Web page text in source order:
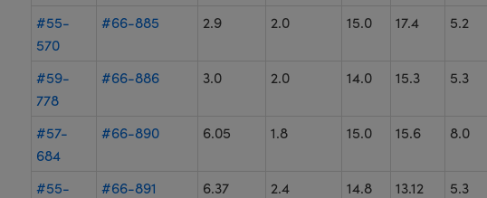
#55-
570
#66-885 2.9 2.0 15.0 17.4 5.2
#59-
778
#66-886 3.0 2.0 14.0 15.3 5.3
#57-
684
#66-890 6.05 1.8 15.0 15.6 8.0
#55-
#66-891 6.37 2.4 14.8 13.12 5.3